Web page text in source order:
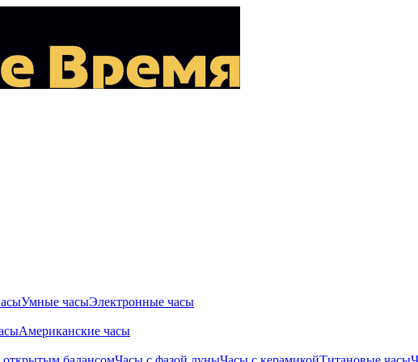
Умные часыЭлектронные часы
Американские часы